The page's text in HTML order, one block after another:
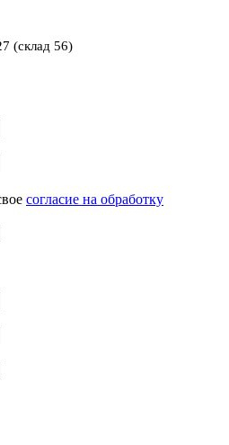
(склад 56)
согласие на обработку